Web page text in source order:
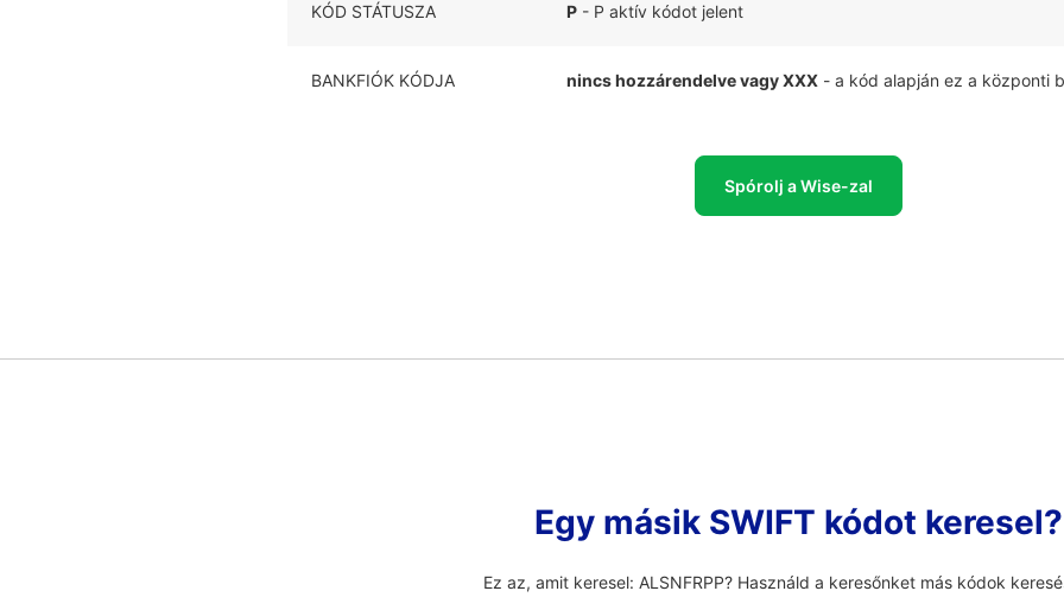
KÓD STÁTUSZA P - P aktív kódot jelent
BANKFIÓK KÓDJA nincs hozzárendelve vagy XXX - a kód alapján ez a központi
Spórolj a Wise-zal
Egy másik SWIFT kódot keresel?
Ez az, amit keresel: ALSNFRPP? Használd a keresőnket más kódok